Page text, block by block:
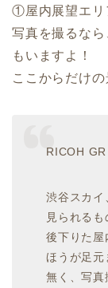
①屋内展望エリ
写真を撮るな
もいますよ！
ここからだけの
RICOH
渋谷スカイ
見られる
後下りた屋
ほうが足元
無く、写